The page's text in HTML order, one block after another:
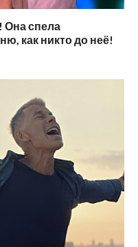
спела
как никто до неё!